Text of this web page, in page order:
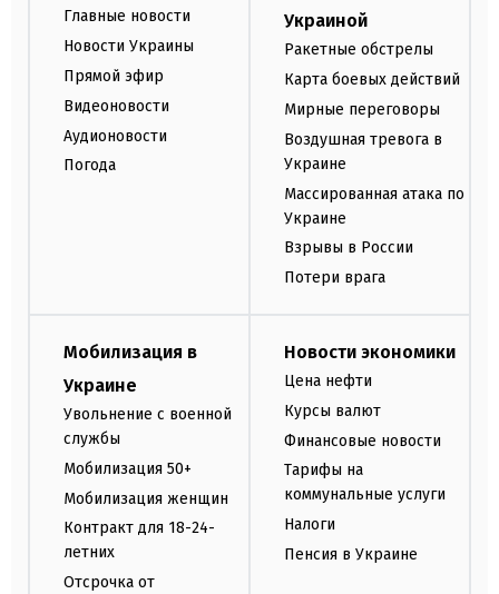
Главные новости
Новости Украины
Прямой эфир
Видеоновости
Аудионовости
Погода
Украиной
Ракетные обстрелы
Карта боевых действий
Мирные переговоры
Воздушная тревога в
Украине
Массированная атака по
Украине
Взрывы в России
Потери врага
Мобилизация в
Украине
Увольнение с военной
службы
Мобилизация 50+
Мобилизация женщин
Контракт для 18-24-
летних
Отсрочка от
Новости экономики
Цена нефти
Курсы валют
Финансовые новости
Тарифы на
коммунальные услуги
Налоги
Пенсия в Украине